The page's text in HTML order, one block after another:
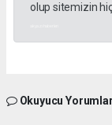
olup sitemizin
Okuyucu